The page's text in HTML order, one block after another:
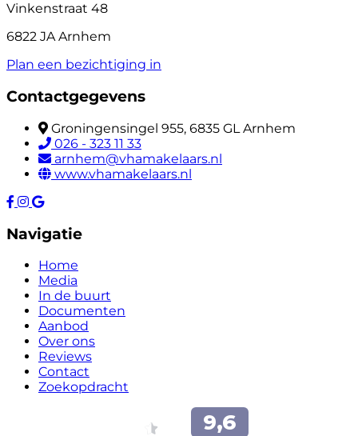
Vinkenstraat 48
6822 JA Arnhem
Plan een bezichtiging in
Contactgegevens
Groningensingel 955, 6835 GL Arnhem
026 - 323 11 33
arnhem@vhamakelaars.nl
www.vhamakelaars.nl
Navigatie
Home
Media
In de buurt
Documenten
Aanbod
Over ons
Reviews
Contact
Zoekopdracht